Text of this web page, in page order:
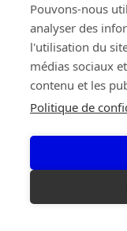
Pouvons-nous
analyser des
l'utilisation du
médias sociaux
contenu et les
Politique de
Facebook
TikTok